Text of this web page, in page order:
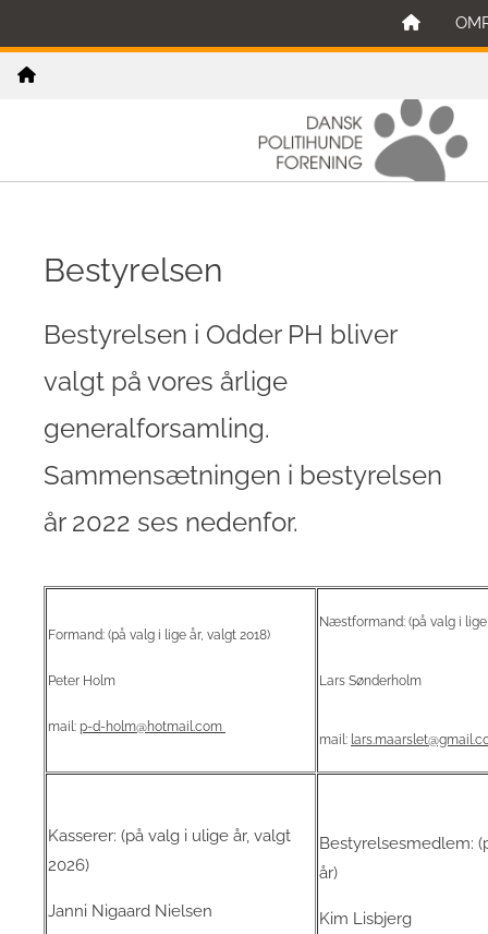
Bestyrelsen
Bestyrelsen i Odder PH bliver
valgt på vores årlige
generalforsamling.
Sammensætningen i bestyrelsen
år 2022 ses nedenfor.
Formand: (på valg i lige år, valgt 2018)
Peter Holm
mail: p-d-holm@hotmail.com
Næstformand: (på valg i lige
Lars Sønderholm
mail:
Kasserer: (på valg i ulige år, valgt
2026)
Janni Nigaard Nielsen
Bestyrelsesmedlem:
år)
Kim Lisbjerg